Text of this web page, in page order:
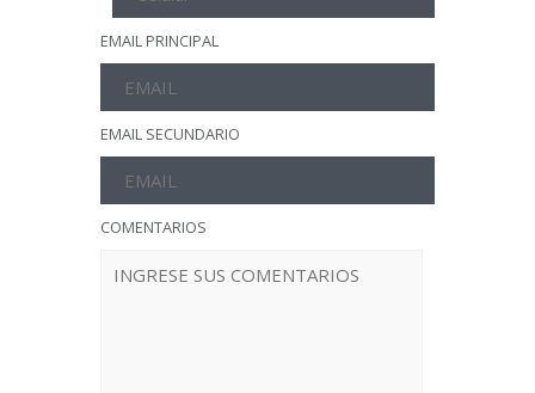
EMAIL PRINCIPAL
EMAIL SECUNDARIO
COMENTARIOS